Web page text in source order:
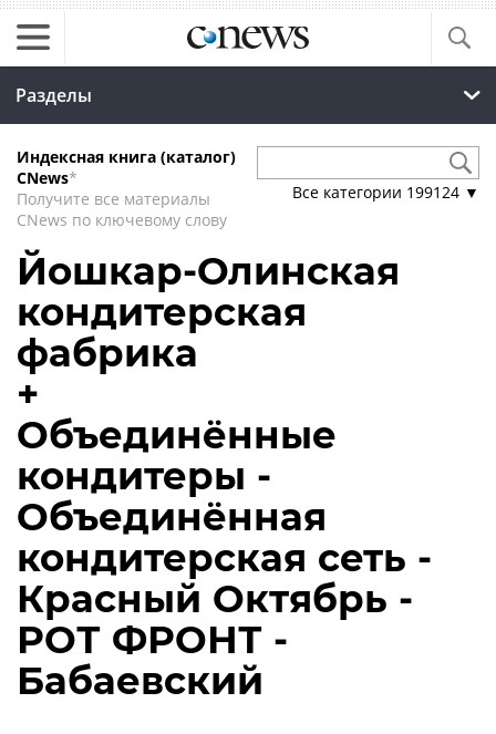
Разделы
Индексная книга (каталог)
CNews*
Получите все материалы
CNews по ключевому слову
Все категории 199124 ▼
Йошкар-Олинская
кондитерская
фабрика
+
Объединённые
кондитеры -
Объединённая
кондитерская сеть -
Красный Октябрь -
РОТ ФРОНТ -
Бабаевский